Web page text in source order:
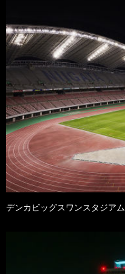
デンカビッグスワンスタジアム